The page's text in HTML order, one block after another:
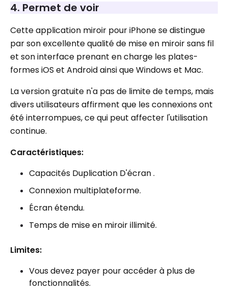
4. Permet de voir
Cette application miroir pour iPhone se distingue
par son excellente qualité de mise en miroir sans fil
et son interface prenant en charge les plates-
formes iOS et Android ainsi que Windows et Mac.
La version gratuite n'a pas de limite de temps, mais
divers utilisateurs affirment que les connexions ont
été interrompues, ce qui peut affecter l'utilisation
continue.
Caractéristiques:
Capacités Duplication D'écran .
Connexion multiplateforme.
Écran étendu.
Temps de mise en miroir illimité.
Limites:
Vous devez payer pour accéder à plus de
fonctionnalités.